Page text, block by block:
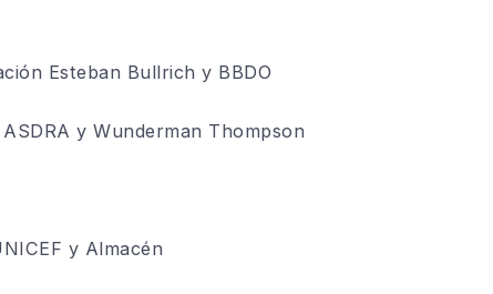
Esteban Bullrich y BBDO
y Wunderman Thompson
y Almacén